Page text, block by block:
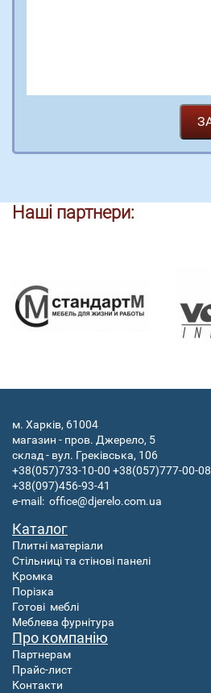
Наші партнери:
м. Харків, 61004
магазин - пров. Джерело, 5
склад - вул. Греківська, 106
+38(057)733-10-00 +38(057)777-00-08
+38(097)456-93-41
e-mail: office@djerelo.com.ua
Каталог
Плитні матеріали
Стільниці та стінові панелі
Кромка
Порізка
Готові меблі
Меблева фурнітура
Про компанію
Партнерам
Прайс-лист
Контакти